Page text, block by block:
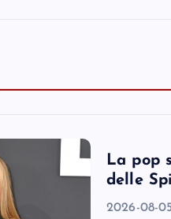
La pop
delle
2026-08-